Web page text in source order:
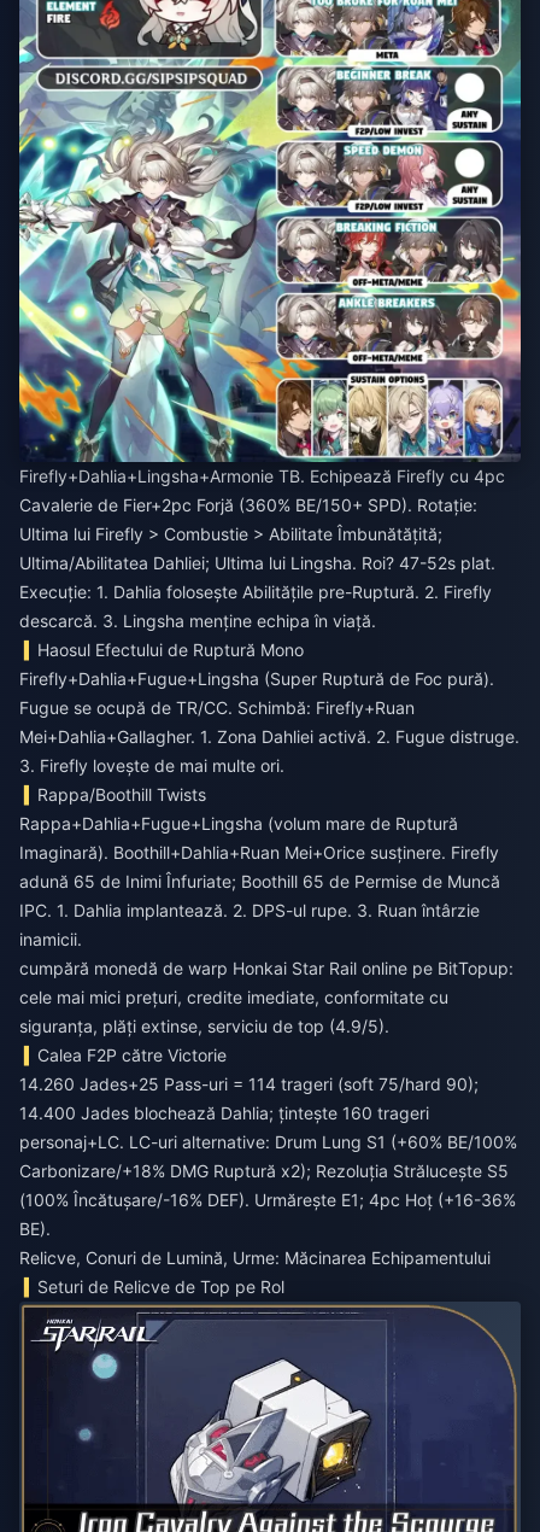
Firefly+Dahlia+Lingsha+Armonie TB. Echipează Firefly cu 4pc
Cavalerie de Fier+2pc Forjă (360% BE/150+ SPD). Rotație:
Ultima lui Firefly > Combustie > Abilitate Îmbunătățită;
Ultima/Abilitatea Dahliei; Ultima lui Lingsha. Roi? 47-52s plat.
Execuție: 1. Dahlia folosește Abilitățile pre-Ruptură. 2. Firefly
descarcă. 3. Lingsha menține echipa în viață.
Haosul Efectului de Ruptură Mono
Firefly+Dahlia+Fugue+Lingsha (Super Ruptură de Foc pură).
Fugue se ocupă de TR/CC. Schimbă: Firefly+Ruan
Mei+Dahlia+Gallagher. 1. Zona Dahliei activă. 2. Fugue distruge.
3. Firefly lovește de mai multe ori.
Rappa/Boothill Twists
Rappa+Dahlia+Fugue+Lingsha (volum mare de Ruptură
Imaginară). Boothill+Dahlia+Ruan Mei+Orice susținere. Firefly
adună 65 de Inimi Înfuriate; Boothill 65 de Permise de Muncă
IPC. 1. Dahlia implantează. 2. DPS-ul rupe. 3. Ruan întârzie
inamicii.
cumpără monedă de warp Honkai Star Rail online pe BitTopup:
cele mai mici prețuri, credite imediate, conformitate cu
siguranța, plăți extinse, serviciu de top (4.9/5).
Calea F2P către Victorie
14.260 Jades+25 Pass-uri = 114 trageri (soft 75/hard 90);
14.400 Jades blochează Dahlia; țintește 160 trageri
personaj+LC. LC-uri alternative: Drum Lung S1 (+60% BE/100%
Carbonizare/+18% DMG Ruptură x2); Rezoluția Strălucește S5
(100% Încătușare/-16% DEF). Urmărește E1; 4pc Hoț (+16-36%
BE).
Relicve, Conuri de Lumină, Urme: Măcinarea Echipamentului
Seturi de Relicve de Top pe Rol